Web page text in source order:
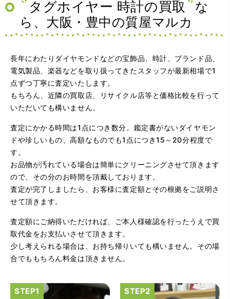
（大阪府大阪市）問い合わせから非常に分かり易く、安心
りました。
（大阪府大阪市）とてもプロな鑑定士さんがいて的確にア
ドバイスや買取りを暖かい人柄で行ってくれます。 親切に
なって頂いてありがとうございます! お店の雰囲気もやらし
さがなく、とても入ってゆっくりできる落ちついた敷居の
高いお店です。また鑑定士さんに会いたいです。
タグホイヤー 時計の買取
な
ら、大阪・豊中の質屋マルカ
長年にわたりダイヤモンドなどの宝飾品、時計、ブランド品、
電気製品、楽器などを取り扱ってきたスタッフが最新相場で1
点ずつ丁寧に査定いたします。
もちろん、近隣の買取店、リサイクル店等と価格比較を行って
いただいても構いません。
査定にかかる時間は1点につき数分。鑑定書がないダイヤモン
ドや珍しいもの、高額なものでも1点につき15～20分程度で
す。
お品物が汚れている場合は簡単にクリーニングさせて頂きます
ので、その分のお時間を頂戴しております。
査定が完了しましたら、お客様に査定額とその根拠をご説明さ
せて頂きます。
査定額にご納得いただければ、ご本人様確認を行ったうえで買
取代金をお支払いさせて頂きます。
少し考えられる場合は、お持ち帰りいても構いません。その場
合でももちろん料金は頂きません。